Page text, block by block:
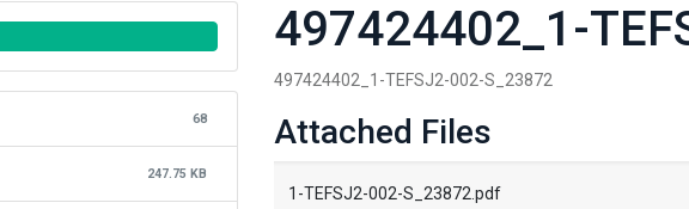
68
247.75 KB
497424402_1-
497424402_1-TEFSJ2-002-S_23872
Attached Files
1-TEFSJ2-002-S_23872.pdf